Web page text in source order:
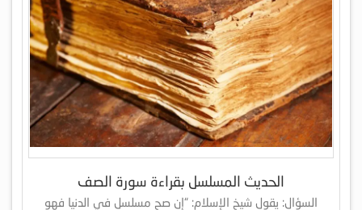
الحديث المسلسل بقراءة سورة الصف
السؤال: يقول شيخ الإسلام: “إن صح مسلسل في الدنيا فهو